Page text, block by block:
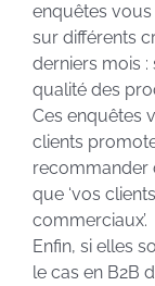
enquêtes vous
sur différents
derniers mois
qualité des
Ces enquêtes
clients
recommander
que ‘vos
commerciaux’.
Enfin, si elles
le cas en B2B